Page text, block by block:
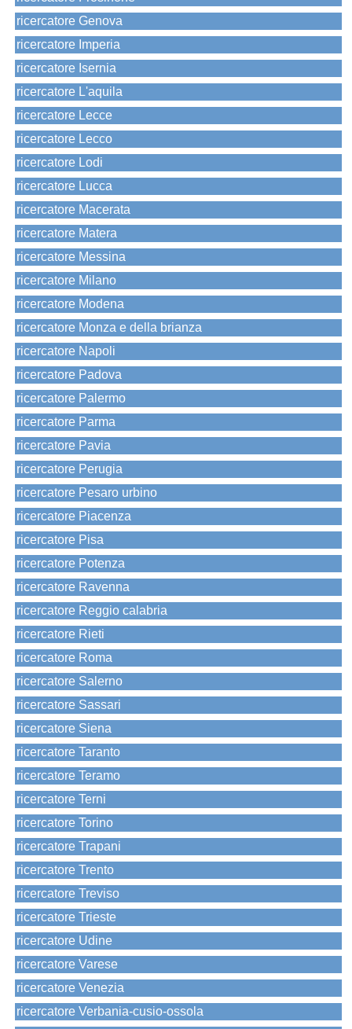
ricercatore Genova
ricercatore Imperia
ricercatore Isernia
ricercatore L'aquila
ricercatore Lecce
ricercatore Lecco
ricercatore Lodi
ricercatore Lucca
ricercatore Macerata
ricercatore Matera
ricercatore Messina
ricercatore Milano
ricercatore Modena
ricercatore Monza e della brianza
ricercatore Napoli
ricercatore Padova
ricercatore Palermo
ricercatore Parma
ricercatore Pavia
ricercatore Perugia
ricercatore Pesaro urbino
ricercatore Piacenza
ricercatore Pisa
ricercatore Potenza
ricercatore Ravenna
ricercatore Reggio calabria
ricercatore Rieti
ricercatore Roma
ricercatore Salerno
ricercatore Sassari
ricercatore Siena
ricercatore Taranto
ricercatore Teramo
ricercatore Terni
ricercatore Torino
ricercatore Trapani
ricercatore Trento
ricercatore Treviso
ricercatore Trieste
ricercatore Udine
ricercatore Varese
ricercatore Venezia
ricercatore Verbania-cusio-ossola